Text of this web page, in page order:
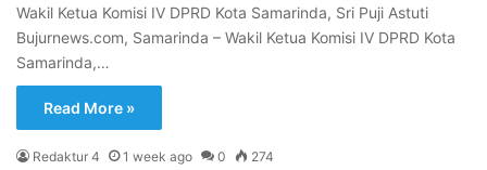
Wakil Ketua Komisi IV DPRD Kota Samarinda, Sri Puji Astuti
Bujurnews.com, Samarinda – Wakil Ketua Komisi IV DPRD Kota
Samarinda,…
Read More »
Redaktur 4 1 week ago 0 274